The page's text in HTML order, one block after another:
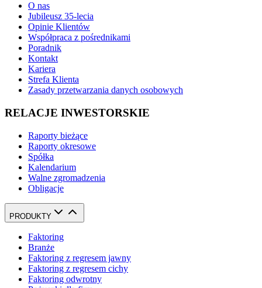
O nas
Jubileusz 35-lecia
Opinie Klientów
Współpraca z pośrednikami
Poradnik
Kontakt
Kariera
Strefa Klienta
Zasady przetwarzania danych osobowych
RELACJE INWESTORSKIE
Raporty bieżące
Raporty okresowe
Spółka
Kalendarium
Walne zgromadzenia
Obligacje
PRODUKTY
Faktoring
Branże
Faktoring z regresem jawny
Faktoring z regresem cichy
Faktoring odwrotny